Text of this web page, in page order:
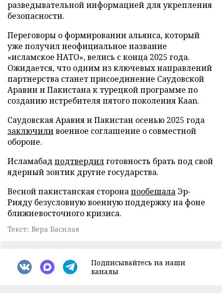
разведывательной информацией для укрепления
безопасности.
Переговоры о формировании альянса, который
уже получил неофициальное название
«исламское НАТО», велись с конца 2025 года.
Ожидается, что одним из ключевых направлений
партнерства станет присоединение Саудовской
Аравии и Пакистана к турецкой программе по
созданию истребителя пятого поколения Kaan.
Саудовская Аравия и Пакистан осенью 2025 года
заключиливоенное соглашение о совместной
обороне.
Исламабад подтвердилготовность брать под свой
ядерный зонтик другие государства.
Весной пакистанская сторонапообещала Эр-
Рияду безусловную военную поддержку на фоне
ближневосточного кризиса.
Текст: Вера Басилая
Подписывайтесь на наши
каналы